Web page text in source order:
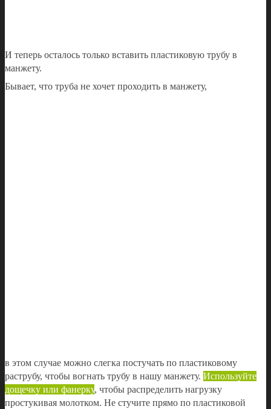
И теперь осталось только вставить пластиковую трубу в
манжету.
Бывает, что труба не хочет проходить в манжету,
в этом случае можно слегка постучать по пластиковому
раструбу, чтобы вогнать трубу в нашу манжету. Используйте
дощечку или фанерку, чтобы распределить нагрузку
простукивая молотком. Не стучите прямо по пластиковой